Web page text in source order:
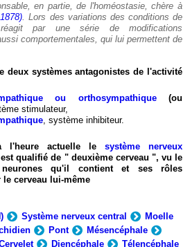
en partie, de l'homéostasie, chère à
. Lors des variations des conditions de
par une série de modifications
comportementales, qui lui permettent de
deux systèmes antagonistes de l'activité
ou orthosympathique(ou
stimulateur,
, système inhibiteur.
l'heure actuelle le système nerveux
qualifié de " deuxième cerveau ", vu le
qu'il contient et ses rôles
le cerveau lui-même
Système nerveux central
Moelle
Pont
Mésencéphale
Diencéphale
Télencéphale